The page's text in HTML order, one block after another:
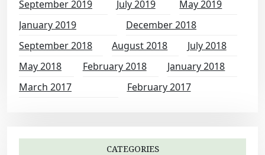
September 2019
July 2019
May 2019
January 2019
December 2018
September 2018
August 2018
July 2018
May 2018
February 2018
January 2018
March 2017
February 2017
CATEGORIES